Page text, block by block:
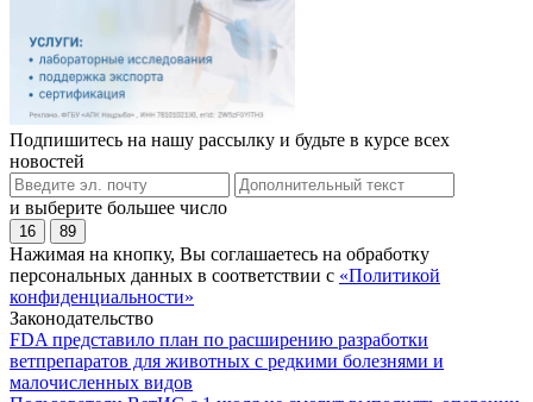
Подпишитесь на нашу рассылку и будьте в курсе всех
новостей
и выберите большее число
16 89
Нажимая на кнопку, Вы соглашаетесь на обработку
персональных данных в соответствии с «Политикой
конфиденциальности»
Законодательство
FDA представило план по расширению разработки
ветпрепаратов для животных с редкими болезнями и
малочисленных видов